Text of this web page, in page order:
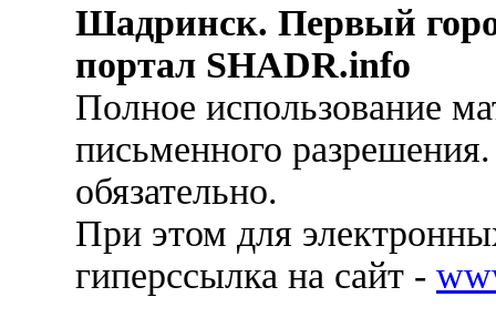
Шадринск. Первый
портал SHADR.info
Полное использование
письменного
обязательно.
При этом для
гиперссылка на сайт -